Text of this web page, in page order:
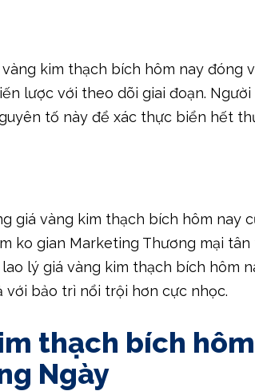
kim thạch bích hôm nay đóng
lược với theo dõi giai đoạn. Người
tố này để xác thực biển hết
giá vàng kim thạch bích hôm nay
ko gian Marketing Thương mại tân
lý giá vàng kim thạch bích hôm
với bảo trì nổi trội hơn cực nhọc.
thạch bích
Ngày